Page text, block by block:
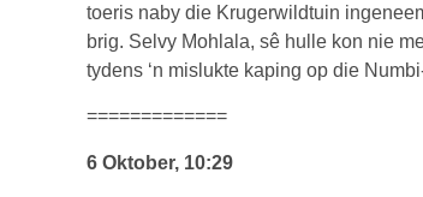
toeris naby die Krugerwildtuin
brig. Selvy Mohlala, sê hulle kon nie
tydens ‘n mislukte kaping op die
=============
6 Oktober, 10:29